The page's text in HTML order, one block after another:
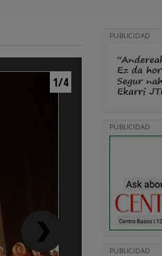
1/4
PUBLICIDAD
PUBLICIDAD
PUBLICIDAD